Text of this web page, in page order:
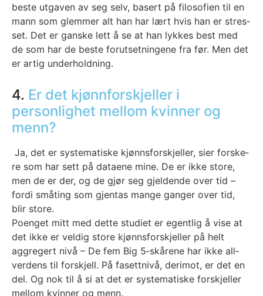
bes­te utga­ven av seg selv, basert på filo­so­fi­en til en
mann som glem­mer alt han har lært hvis han er stres­
set. Det er gans­ke lett å se at han lyk­kes best med
de som har de bes­te for­ut­set­nin­ge­ne fra før. Men det
er artig under­hold­ning.
4. Er det kjønnforskjeller i
personlighet mellom kvinner og
menn?
Ja, det er sys­te­ma­tis­ke kjønns­for­skjel­ler, sier fors­ke­
re som har sett på data­ene mine. De er ikke sto­re,
men de er der, og de gjør seg gjel­den­de over tid –
for­di små­ting som gjen­tas man­ge gan­ger over tid,
blir sto­re.
Poen­get mitt med det­te stu­di­et er egent­lig å vise at
det ikke er vel­dig sto­re kjønns­for­skjel­ler på helt
aggre­gert nivå – De fem Big 5‑skårene har ikke all­
ver­dens til for­skjell. På fasett­nivå, der­imot, er det en
del. Og nok til å si at det er sys­te­ma­tis­ke for­skjel­ler
mel­lom kvin­ner og menn.